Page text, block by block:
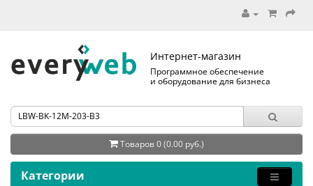
Интернет-магазин
Программное обеспечение
и оборудование для бизнеса
Товаров 0 (0.00 руб.)
Категории